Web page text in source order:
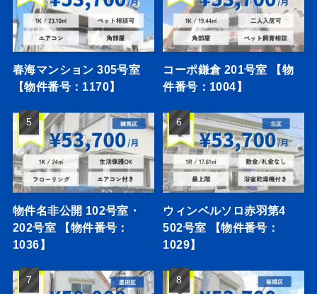
春海マンション 305号室
【物件番号：1170】
コーポ鎌倉 201号室 【物
件番号：1004】
物件名非公開 102号室・
202号室 【物件番号：
1036】
ウィンベルソロ赤羽第4
502号室 【物件番号：
1029】